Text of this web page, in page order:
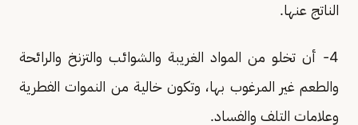
الناتج عنها.
4- أن تخلو من المواد الغريبة والشوائب والتزنخ والرائحة
والطعم غير المرغوب بها، وتكون خالية من النموات الفطرية
وعلامات التلف والفساد.